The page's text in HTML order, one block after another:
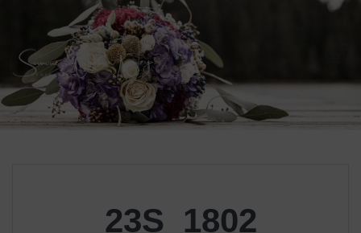
Skip
to
content
23S_1802